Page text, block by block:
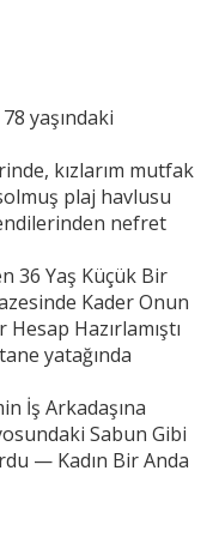
yaşındaki
kızlarım mutfak
plaj havlusu
nefret
36 Yaş Küçük Bir
Kader Onun
Hazırlamıştı
yatağında
İş Arkadaşına
Sabun Gibi
— Kadın Bir Anda